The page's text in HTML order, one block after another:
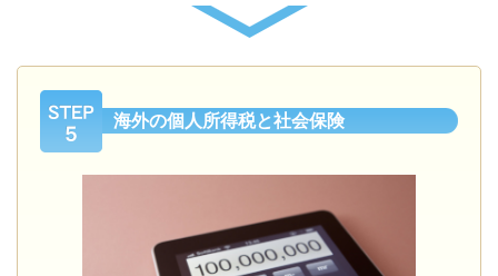
海外の個人所得税と社会保険